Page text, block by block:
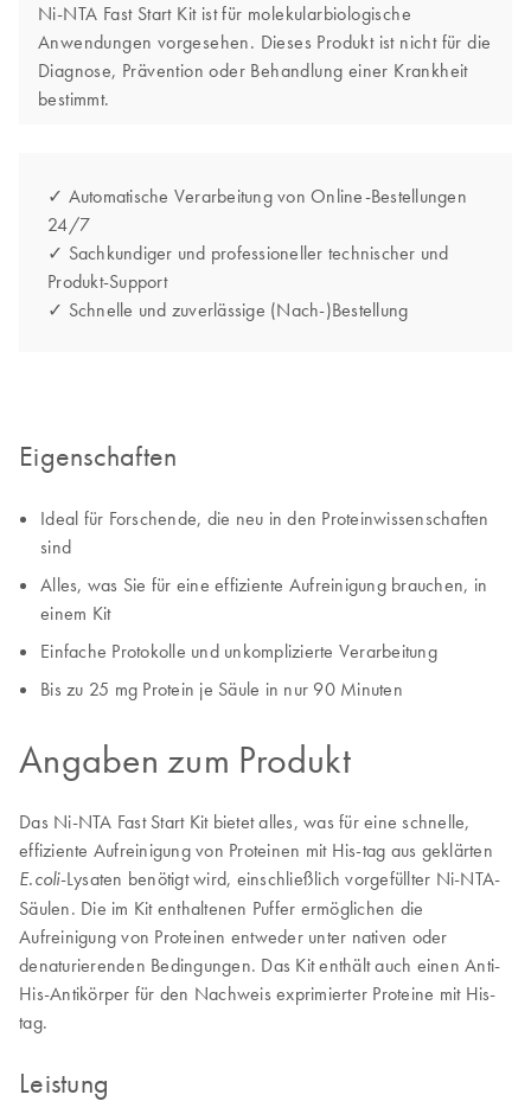
Ni-NTA Fast Start Kit ist für molekularbiologische
Anwendungen vorgesehen. Dieses Produkt ist nicht für die
Diagnose, Prävention oder Behandlung einer Krankheit
bestimmt.
✓ Automatische Verarbeitung von Online-Bestellungen
24/7
✓ Sachkundiger und professioneller technischer und
Produkt-Support
✓ Schnelle und zuverlässige (Nach-)Bestellung
Eigenschaften
Ideal für Forschende, die neu in den Proteinwissenschaften
sind
Alles, was Sie für eine effiziente Aufreinigung brauchen, in
einem Kit
Einfache Protokolle und unkomplizierte Verarbeitung
Bis zu 25 mg Protein je Säule in nur 90 Minuten
Angaben zum Produkt
Das Ni-NTA Fast Start Kit bietet alles, was für eine schnelle,
effiziente Aufreinigung von Proteinen mit His-tag aus geklärten
E.coli-Lysaten benötigt wird, einschließlich vorgefüllter Ni-NTA-
Säulen. Die im Kit enthaltenen Puffer ermöglichen die
Aufreinigung von Proteinen entweder unter nativen oder
denaturierenden Bedingungen. Das Kit enthält auch einen Anti-
His-Antikörper für den Nachweis exprimierter Proteine mit His-
tag.
Leistung